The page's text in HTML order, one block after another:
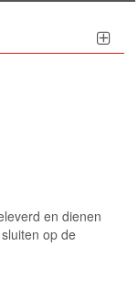
en dienen
op de